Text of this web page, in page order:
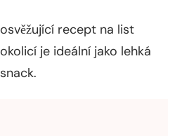
recept na list
je ideální jako lehká